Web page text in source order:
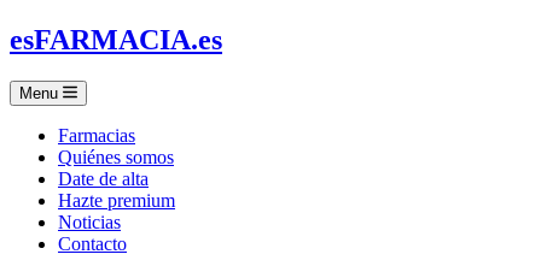
esFARMACIA.es
Menu
Farmacias
Quiénes somos
Date de alta
Hazte premium
Noticias
Contacto